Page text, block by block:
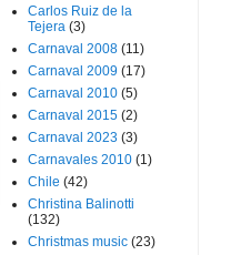
Carlos Ruiz de la
Tejera (3)
Carnaval 2008 (11)
Carnaval 2009 (17)
Carnaval 2010 (5)
Carnaval 2015 (2)
Carnaval 2023 (3)
Carnavales 2010 (1)
Chile (42)
Christina Balinotti
(132)
Christmas music (23)